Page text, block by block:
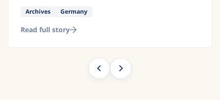
Research Danish
Read full story